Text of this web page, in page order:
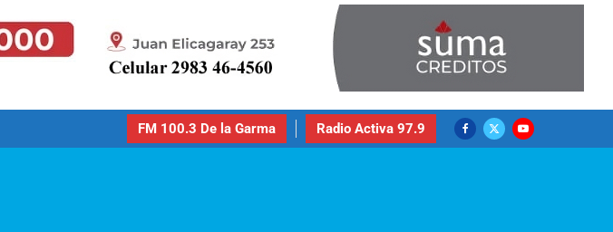
FM 100.3 De la Garma Radio Activa 97.9